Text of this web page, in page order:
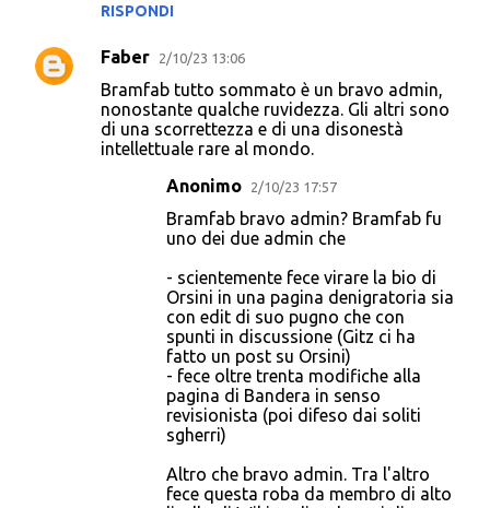
e
RISPONDI
Faber 2/10/23 13:06
Bramfab tutto sommato è un bravo admin,
nonostante qualche ruvidezza. Gli altri sono
di una scorrettezza e di una disonestà
intellettuale rare al mondo.
Anonimo 2/10/23 17:57
Bramfab bravo admin? Bramfab fu
uno dei due admin che
- scientemente fece virare la bio di
Orsini in una pagina denigratoria sia
con edit di suo pugno che con
spunti in discussione (Gitz ci ha
fatto un post su Orsini)
- fece oltre trenta modifiche alla
pagina di Bandera in senso
revisionista (poi difeso dai soliti
sgherri)
Altro che bravo admin. Tra l'altro
fece questa roba da membro di alto